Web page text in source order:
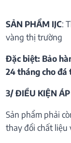
SẢN PHẨM IJC:
vàng thị trường
Đặc biệt: Bảo
24 tháng cho
3/ ĐIỀU KIỆN
Sản phẩm phải
thay đổi chất liệu